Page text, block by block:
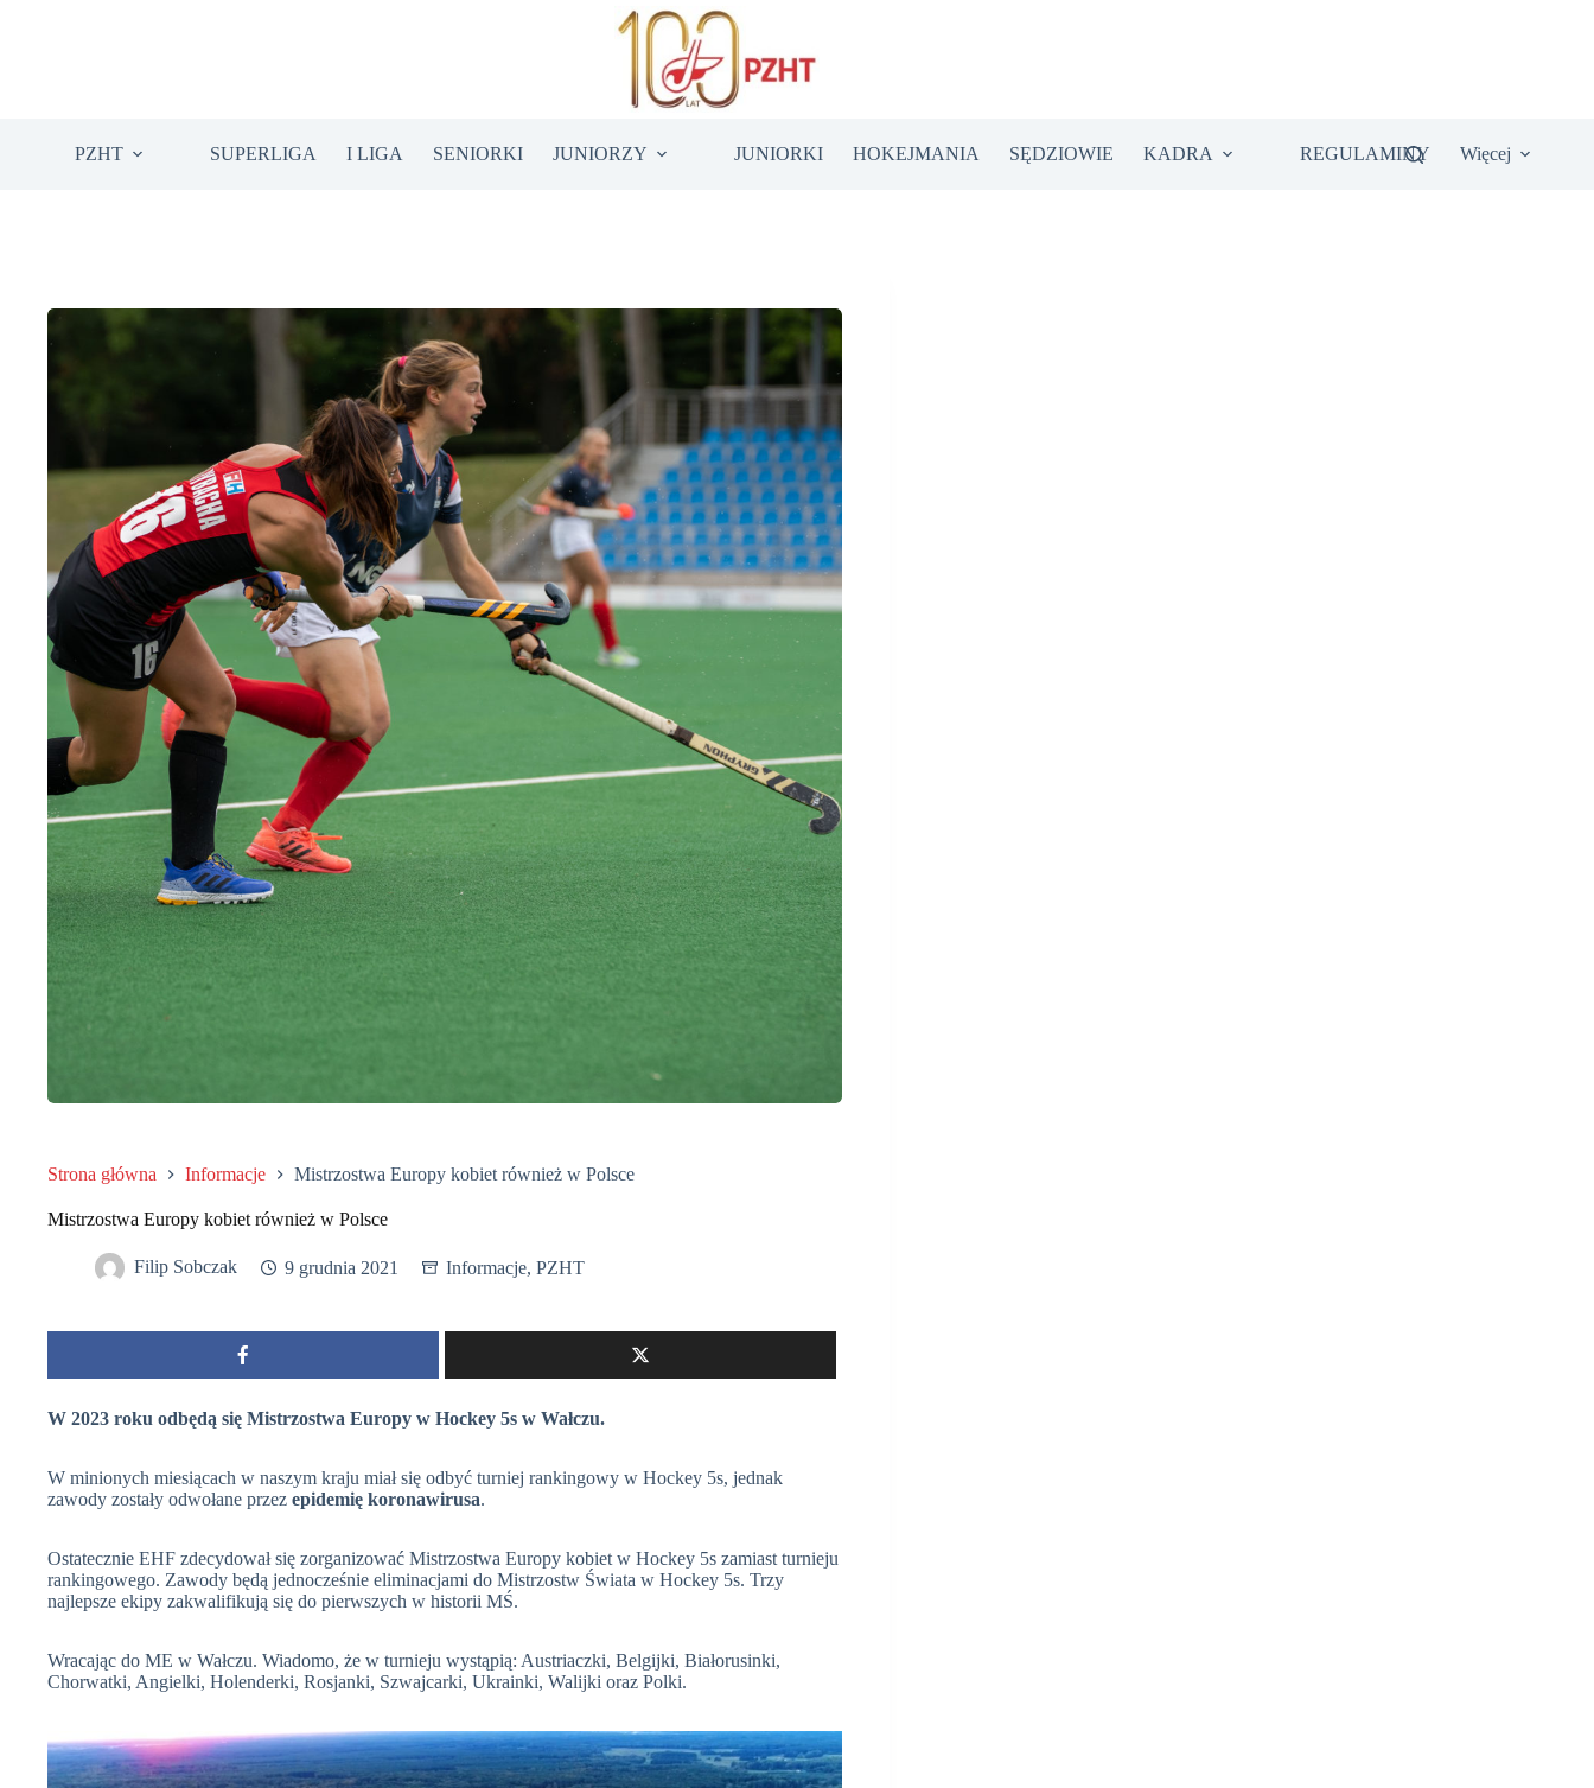
PZHT SUPERLIGA I LIGA SENIORKI JUNIORZY JUNIORKI HOKEJMANIA SĘDZIOWIE KADRA REGULAMINY Więcej
Strona główna Informacje Mistrzostwa Europy kobiet również w Polsce
Mistrzostwa Europy kobiet również w Polsce
Filip Sobczak 9 grudnia 2021 Informacje, PZHT
W 2023 roku odbędą się Mistrzostwa Europy w Hockey 5s w Wałczu.
W minionych miesiącach w naszym kraju miał się odbyć turniej rankingowy w Hockey 5s, jednak
zawody zostały odwołane przez epidemię koronawirusa.
Ostatecznie EHF zdecydował się zorganizować Mistrzostwa Europy kobiet w Hockey 5s zamiast turnieju
rankingowego. Zawody będą jednocześnie eliminacjami do Mistrzostw Świata w Hockey 5s. Trzy
najlepsze ekipy zakwalifikują się do pierwszych w historii MŚ.
Wracając do ME w Wałczu. Wiadomo, że w turnieju wystąpią: Austriaczki, Belgijki, Białorusinki,
Chorwatki, Angielki, Holenderki, Rosjanki, Szwajcarki, Ukrainki, Walijki oraz Polki.